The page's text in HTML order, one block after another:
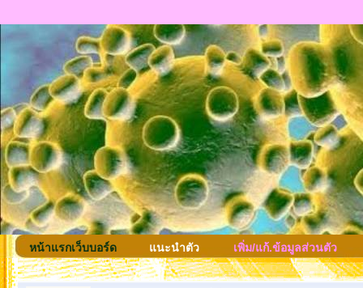
หน้าแรกเว็บบอร์ด แนะนำตัว เพิ่ม/แก้.ข้อมูลส่วนตัว